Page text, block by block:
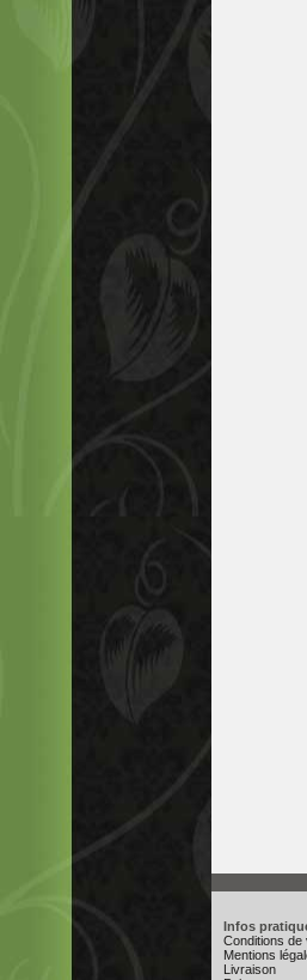
Infos
Conditions de
Mentions
Livraison